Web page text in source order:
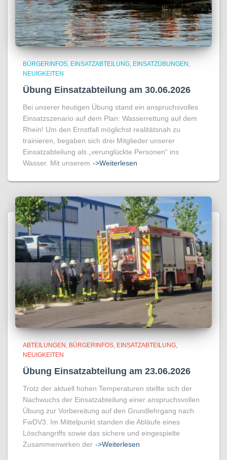
BÜRGERINFOS EINSATZABTEILUNG EINSATZÜBUNGEN
NEUIGKEITEN
Übung Einsatzabteilung am 30.06.2026
Bei unserer heutigen Übung stand ein anspruchsvolles
Einsatzszenario auf dem Plan: Wasserrettung auf dem
Rhein! Um den Ernstfall möglichst realitätsnah zu
trainieren, begaben sich drei Mitglieder unserer
Einsatzabteilung als „verunglückte Personen“ ins
Wasser. Mit unserem ->Weiterlesen
ABTEILUNGEN BÜRGERINFOS EINSATZABTEILUNG
NEUIGKEITEN
Übung Einsatzabteilung am 23.06.2026
Trotz der aktuell hohen Temperaturen stellte sich der
Nachwuchs der Einsatzabteilung einer anspruchsvollen
Übung zur Vorbereitung auf den Grundlehrgang nach
FwDV3. Im Mittelpunkt standen die Abläufe eines
Löschangriffs sowie das sichere und eingespielte
Zusammenwirken der ->Weiterlesen